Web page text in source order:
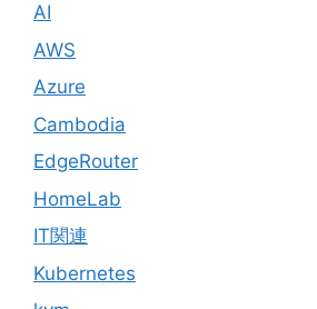
AI
AWS
Azure
Cambodia
EdgeRouter
HomeLab
IT関連
Kubernetes